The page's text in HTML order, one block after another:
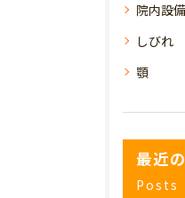
院内設備
しびれ
顎
最近
Posts